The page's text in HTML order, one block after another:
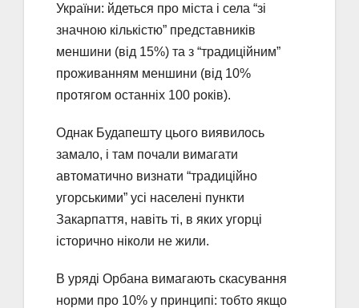
України: йдеться про міста і села “зі
значною кількістю” представників
меншини (від 15%) та з “традиційним”
проживанням меншини (від 10%
протягом останніх 100 років).
Однак Будапешту цього виявилось
замало, і там почали вимагати
автоматично визнати “традиційно
угорськими” усі населені пункти
Закарпаття, навіть ті, в яких угорці
історично ніколи не жили.
В уряді Орбана вимагають скасування
норми про 10% у принципі: тобто якщо